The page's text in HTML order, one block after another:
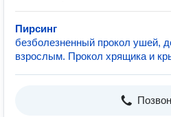
Пирсинг
безболезненный прокол ушей,
взрослым. Прокол хрящика и